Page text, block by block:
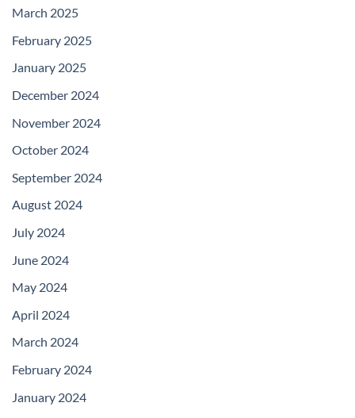
March 2025
February 2025
January 2025
December 2024
November 2024
October 2024
September 2024
August 2024
July 2024
June 2024
May 2024
April 2024
March 2024
February 2024
January 2024